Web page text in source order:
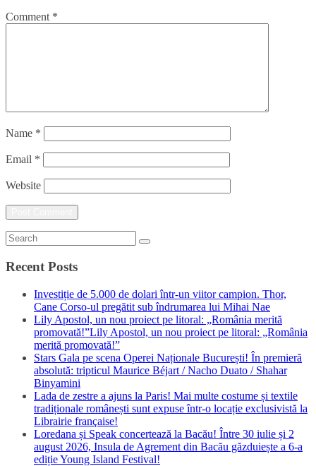
Comment *
Name *
Email *
Website
Recent Posts
Investiție de 5.000 de dolari într-un viitor campion. Thor,
Cane Corso-ul pregătit sub îndrumarea lui Mihai Nae
Lily Apostol, un nou proiect pe litoral: „România merită
promovată!”Lily Apostol, un nou proiect pe litoral: „România
merită promovată!”
Stars Gala pe scena Operei Naționale București! În premieră
absolută: tripticul Maurice Béjart / Nacho Duato / Shahar
Binyamini
Lada de zestre a ajuns la Paris! Mai multe costume și textile
tradiționale românești sunt expuse într-o locație exclusivistă la
Librairie française!
Loredana și Speak concertează la Bacău! Între 30 iulie și 2
august 2026, Insula de Agrement din Bacău găzduiește a 6-a
ediție Young Island Festival!